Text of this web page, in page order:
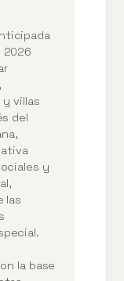
2026
villas
del
y
las
la base